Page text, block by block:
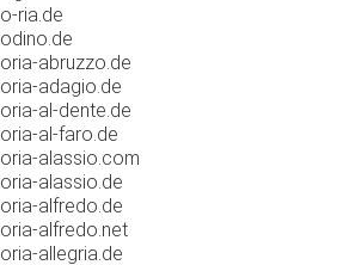
ria.de
abruzzo.de
adagio.de
al-dente.de
al-faro.de
alassio.com
alassio.de
alfredo.de
alfredo.net
allegria.de